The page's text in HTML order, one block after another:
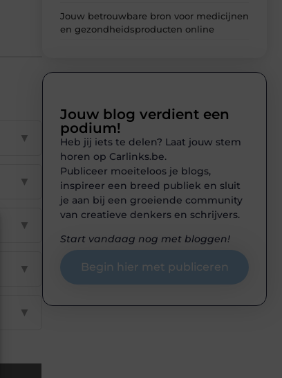
▼
▼
▼
▼
▼
Jouw betrouwbare bron voor medicijnen
en gezondheidsproducten online
Jouw blog verdient een
podium!
Heb jij iets te delen? Laat jouw stem
horen op Carlinks.be.
Publiceer moeiteloos je blogs,
inspireer een breed publiek en sluit
je aan bij een groeiende community
van creatieve denkers en schrijvers.
Start vandaag nog met bloggen!
Begin hier met publiceren